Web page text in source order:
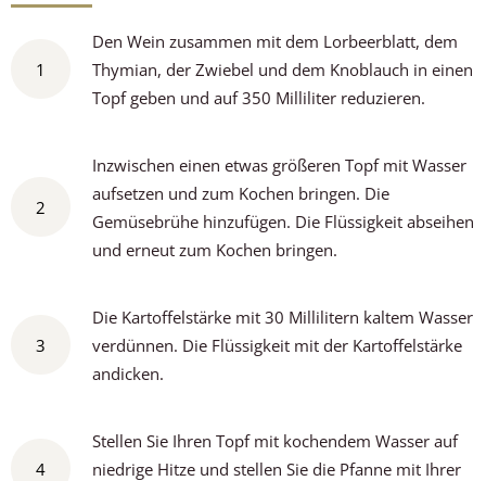
1
Den Wein zusammen mit dem Lorbeerblatt, dem
Thymian, der Zwiebel und dem Knoblauch in einen
Topf geben und auf 350 Milliliter reduzieren.
2
Inzwischen einen etwas größeren Topf mit Wasser
aufsetzen und zum Kochen bringen. Die
Gemüsebrühe hinzufügen. Die Flüssigkeit abseihen
und erneut zum Kochen bringen.
3
Die Kartoffelstärke mit 30 Millilitern kaltem Wasser
verdünnen. Die Flüssigkeit mit der Kartoffelstärke
andicken.
4
Stellen Sie Ihren Topf mit kochendem Wasser auf
niedrige Hitze und stellen Sie die Pfanne mit Ihrer